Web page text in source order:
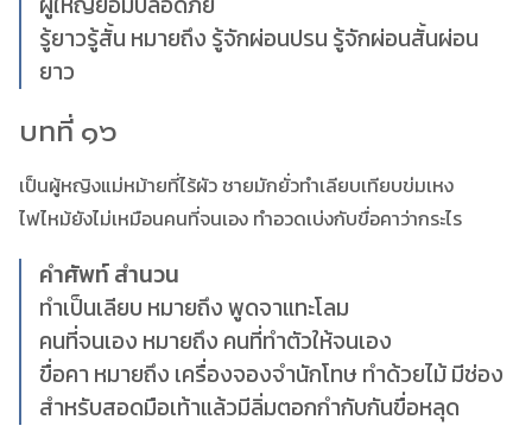
รู้ยาวรู้สั้น หมายถึง รู้จักผ่อนปรน รู้จักผ่อนสั้นผ่อน
ยาว
บทที่ ๑๖
เป็นผู้หญิงแม่หม้ายที่ไร้ผัว ชายมักยั่วทำเลียบเทียบข่มเหง
ไฟไหม้ยังไม่เหมือนคนที่จนเอง ทำอวดเบ่งกับขื่อคาว่ากระไร
คำศัพท์ สำนวน
ทำเป็นเลียบ หมายถึง พูดจาแทะโลม
คนที่จนเอง หมายถึง คนที่ทำตัวให้จนเอง
ขื่อคา หมายถึง เครื่องจองจำนักโทษ ทำด้วยไม้ มีช่อง
สำหรับสอดมือเท้าแล้วมีลิ่มตอกกำกับกันขื่อหลุด